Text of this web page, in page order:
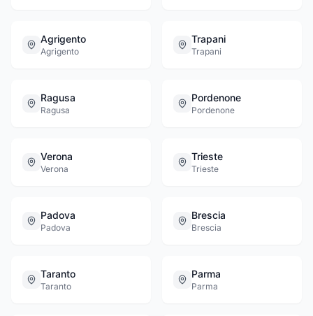
Agrigento
Agrigento
Trapani
Trapani
Ragusa
Ragusa
Pordenone
Pordenone
Verona
Verona
Trieste
Trieste
Padova
Padova
Brescia
Brescia
Taranto
Taranto
Parma
Parma